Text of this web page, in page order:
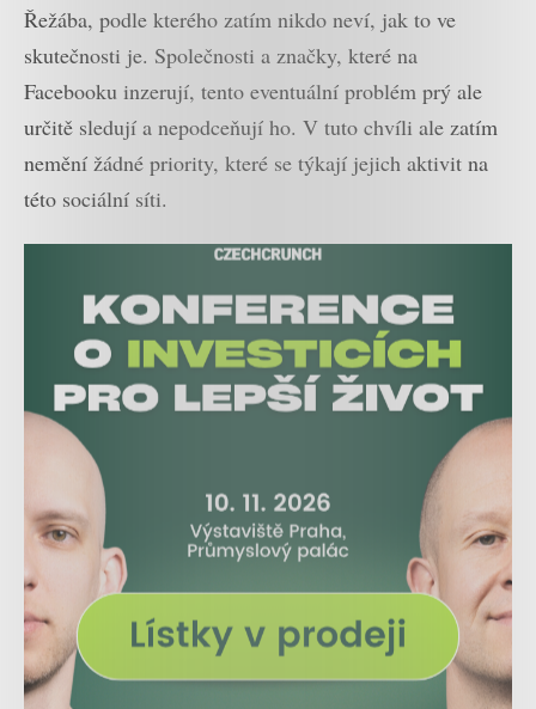
Řežába, podle kterého zatím nikdo neví, jak to ve
skutečnosti je. Společnosti a značky, které na
Facebooku inzerují, tento eventuální problém prý ale
určitě sledují a nepodceňují ho. V tuto chvíli ale zatím
nemění žádné priority, které se týkají jejich aktivit na
této sociální síti.